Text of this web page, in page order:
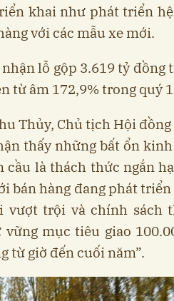
khai như phát triển
với các mẫu xe mới.
lỗ gộp 3.619 tỷ
từ âm 172,9% trong quý
Thủy, Chủ tịch Hội
thấy những bất ổn
cầu là thách thức ngắn
bán hàng đang phát
vượt trội và chính sách
vững mục tiêu giao
từ giờ đến cuối năm”.